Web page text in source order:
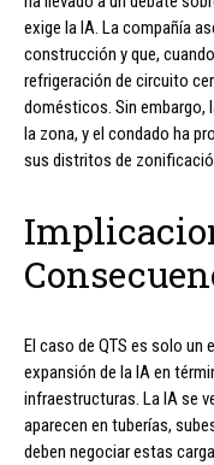
exige la IA. La compañía
construcción y que,
refrigeración de circuito
domésticos. Sin embargo,
la zona, y el condado ha
sus distritos de
El caso de QTS es solo un
expansión de la IA en
infraestructuras. La IA se
aparecen en tuberías,
deben negociar estas